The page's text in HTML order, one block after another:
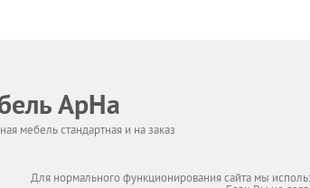
АрНа
мебель стандартная и на заказ
Для нормального функционирования сайта мы